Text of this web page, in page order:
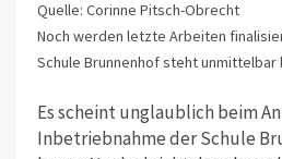
Quelle: Corinne Pitsch-Obrecht
Noch werden letzte Arbeiten
Schule Brunnenhof steht unmittelbar
Es scheint unglaublich beim
Inbetriebnahme der Schule